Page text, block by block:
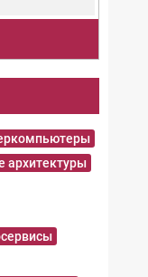
архитектуры